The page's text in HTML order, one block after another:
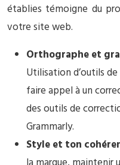
établies témoigne du
votre site web.
Orthographe et
Utilisation d’outils
faire appel à un
des outils de
Grammarly.
Style et ton